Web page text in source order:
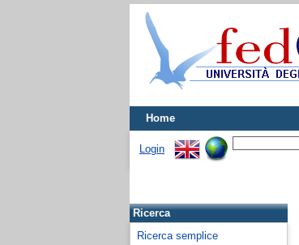
Home
Login
Ricerca
Ricerca semplice